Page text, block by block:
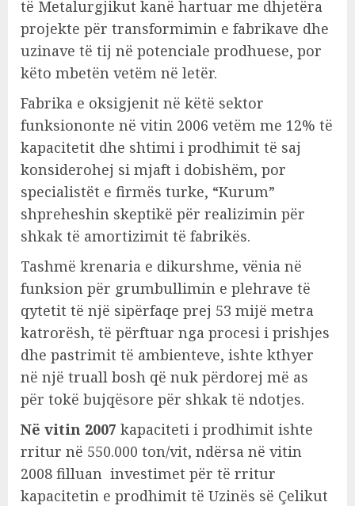
të Metalurgjikut kanë hartuar me dhjetëra
projekte për transformimin e fabrikave dhe
uzinave të tij në potenciale prodhuese, por
këto mbetën vetëm në letër.
Fabrika e oksigjenit në këtë sektor
funksiononte në vitin 2006 vetëm me 12% të
kapacitetit dhe shtimi i prodhimit të saj
konsiderohej si mjaft i dobishëm, por
specialistët e firmës turke, “Kurum”
shpreheshin skeptikë për realizimin për
shkak të amortizimit të fabrikës.
Tashmë krenaria e dikurshme, vënia në
funksion për grumbullimin e plehrave të
qytetit të një sipërfaqe prej 53 mijë metra
katrorësh, të përftuar nga procesi i prishjes
dhe pastrimit të ambienteve, ishte kthyer
në një truall bosh që nuk përdorej më as
për tokë bujqësore për shkak të ndotjes.
Në vitin 2007 kapaciteti i prodhimit ishte
rritur në 550.000 ton/vit, ndërsa në vitin
2008 filluan investimet për të rritur
kapacitetin e prodhimit të Uzinës së Çelikut